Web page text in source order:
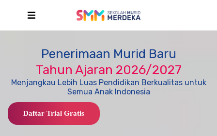
Penerimaan Murid Baru
Tahun Ajaran 2026/2027
Menjangkau Lebih Luas Pendidikan Berkualitas untuk
Semua Anak Indonesia
Daftar Trial Gratis